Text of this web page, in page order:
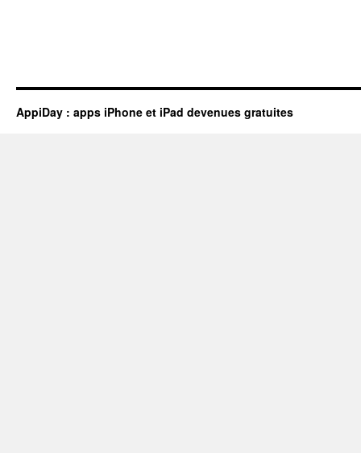
AppiDay : apps iPhone et iPad devenues gratuites